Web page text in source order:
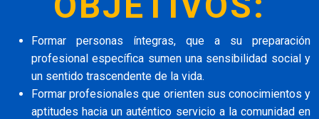
Formar personas íntegras, que a su preparación
profesional específica sumen una sensibilidad social y
un sentido trascendente de la vida.
Formar profesionales que orienten sus conocimientos y
aptitudes hacia un auténtico servicio a la comunidad en